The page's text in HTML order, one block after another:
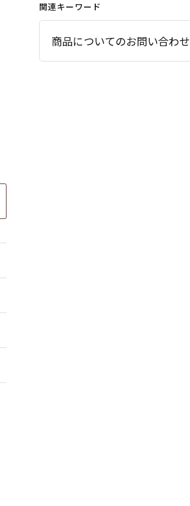
関連キーワード
商品についてのお問い合わせ